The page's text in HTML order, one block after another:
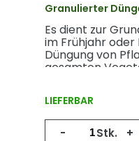
Granulierter
Es dient zur
im Frühjahr
Düngung von
gesamten
LIEFERBAR
- Stk. +